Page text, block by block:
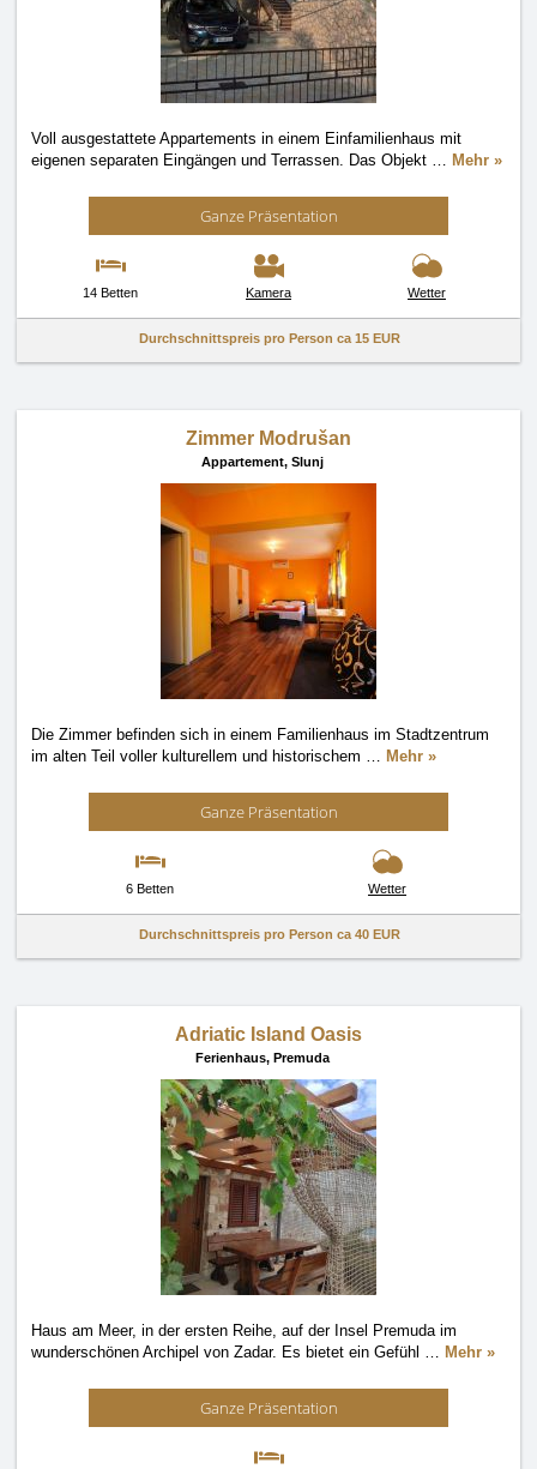
Voll ausgestattete Appartements in einem Einfamilienhaus mit
eigenen separaten Eingängen und Terrassen. Das Objekt … Mehr »
Ganze Präsentation
14 Betten Kamera Wetter
Durchschnittspreis pro Person ca 15 EUR
Zimmer Modrušan
Appartement, Slunj
Die Zimmer befinden sich in einem Familienhaus im Stadtzentrum
im alten Teil voller kulturellem und historischem … Mehr »
Ganze Präsentation
6 Betten Wetter
Durchschnittspreis pro Person ca 40 EUR
Adriatic Island Oasis
Ferienhaus, Premuda
Haus am Meer, in der ersten Reihe, auf der Insel Premuda im
wunderschönen Archipel von Zadar. Es bietet ein Gefühl … Mehr »
Ganze Präsentation